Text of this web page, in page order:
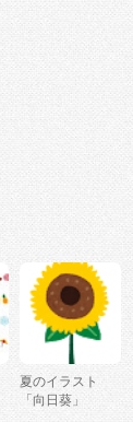
夏のイラスト
「向日葵」